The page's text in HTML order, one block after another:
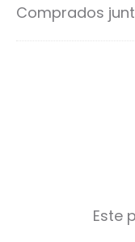
Comprados
Este